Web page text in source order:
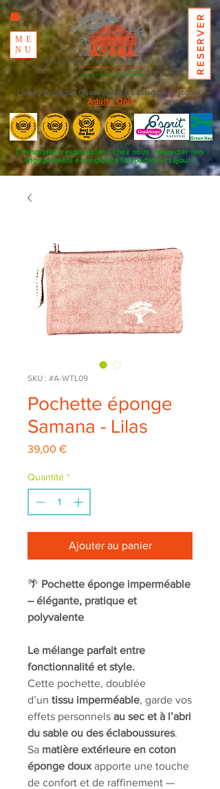
ME
NU
Luxury Boutique Guesthouse & Ecolodges 5 étoiles
Adults Only
RESERVER
L’hospitalité responsable : chez nous, respecter nos
engagements écologiques fait partie du séjour !
SKU : #A-WTL09
Pochette éponge
Samana - Lilas
39,00 €Prix
Quantité *
Ajouter au panier
🌴 Pochette éponge imperméable
– élégante, pratique et
polyvalente
Le mélange parfait entre
fonctionnalité et style.
Cette pochette, doublée
d’un tissu imperméable, garde vos
effets personnels au sec et à l’abri
du sable ou des éclaboussures.
Sa matière extérieure en coton
éponge doux apporte une touche
de confort et de raffinement —